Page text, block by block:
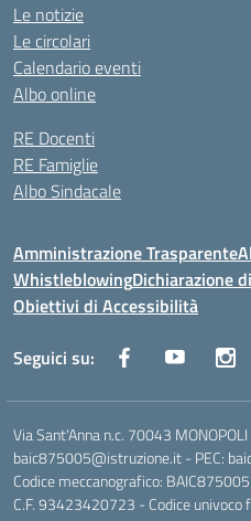
Le notizie
Le circolari
Calendario eventi
Albo online
RE Docenti
RE Famiglie
Albo Sindacale
Amministrazione Trasparente
WhistleblowingDichiarazione
Obiettivi di Accessibilità
Seguici su:
Via Sant'Anna n.c. 70043
baic875005@istruzione.it - PEC:
Codice meccanografico:
C.F. 93423420723 - Codice univoco